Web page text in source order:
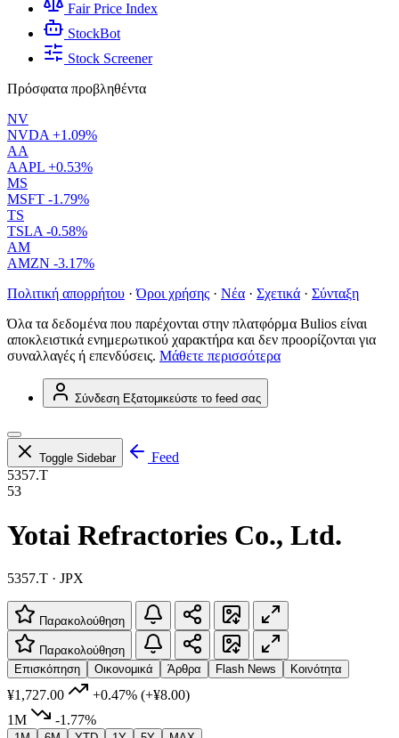
Fair Price Index
StockBot
Stock Screener
Πρόσφατα προβληθέντα
NV
NVDA +1.09%
AA
AAPL +0.53%
MS
MSFT -1.79%
TS
TSLA -0.58%
AM
AMZN -3.17%
Πολιτική απορρήτου · Όροι χρήσης · Νέα · Σχετικά · Σύνταξη
Όλα τα δεδομένα που παρέχονται στην πλατφόρμα Bulios είναι
αποκλειστικά ενημερωτικού χαρακτήρα και δεν προορίζονται για
συναλλαγές ή επενδύσεις. Μάθετε περισσότερα
Σύνδεση Εξατομικεύστε το feed σας
Toggle Sidebar
Feed
5357.T
53
Yotai Refractories Co., Ltd.
5357.T · JPX
Παρακολούθηση
Παρακολούθηση
Επισκόπηση
Οικονομικά Άρθρα Flash News Κοινότητα
¥1,727.00 +0.47% (+¥8.00)
1M
-1.77%